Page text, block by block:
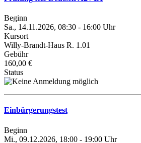
Beginn
Sa., 14.11.2026, 08:30 - 16:00 Uhr
Kursort
Willy-Brandt-Haus R. 1.01
Gebühr
160,00 €
Status
Einbürgerungstest
Beginn
Mi., 09.12.2026, 18:00 - 19:00 Uhr